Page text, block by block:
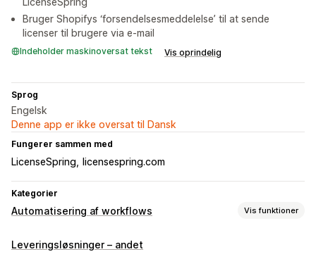
Bruger Shopifys ‘forsendelsesmeddelelse’ til at sende
licenser til brugere via e-mail
Indeholder maskinoversat tekst Vis oprindelig
Sprog
Engelsk
Denne app er ikke oversat til Dansk
Fungerer sammen med
LicenseSpring licensespring.com
Kategorier
Automatisering af workflows Vis funktioner
Automatiseringsopgaver
Leveringsløsninger – andet